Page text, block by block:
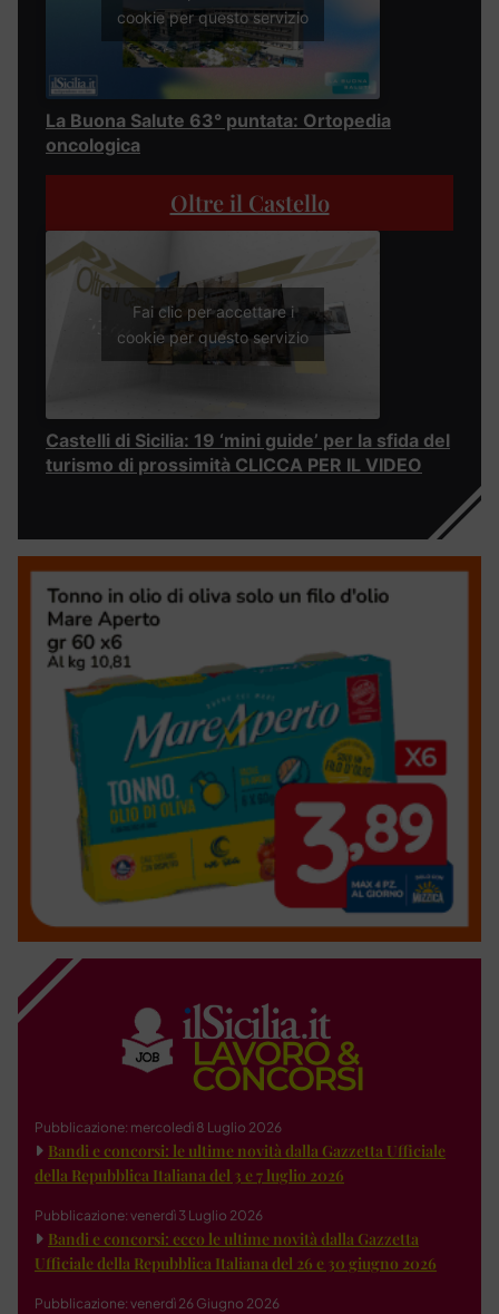
cookie per questo servizio
La Buona Salute 63° puntata: Ortopedia
oncologica
Oltre il Castello
Fai clic per accettare i
cookie per questo servizio
Castelli di Sicilia: 19 ‘mini guide’ per la sfida del
turismo di prossimità CLICCA PER IL VIDEO
Pubblicazione: mercoledì 8 Luglio 2026
Bandi e concorsi: le ultime novità dalla Gazzetta Ufficiale
della Repubblica Italiana del 3 e 7 luglio 2026
Pubblicazione: venerdì 3 Luglio 2026
Bandi e concorsi: ecco le ultime novità dalla Gazzetta
Ufficiale della Repubblica Italiana del 26 e 30 giugno 2026
Pubblicazione: venerdì 26 Giugno 2026